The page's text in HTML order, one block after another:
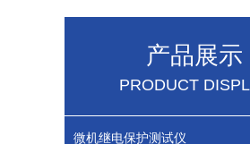
产品展示
PRODUCT
微机继电保护测试仪